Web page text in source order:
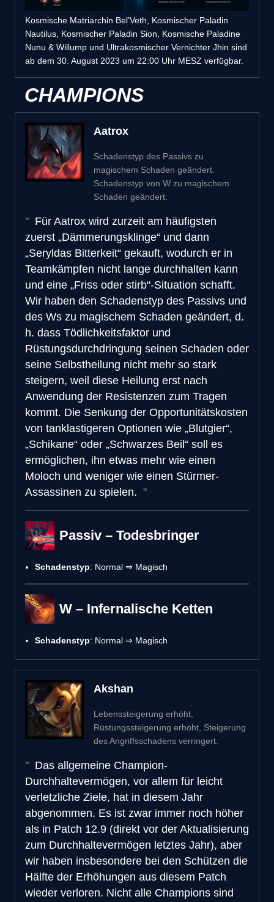
Kosmische Matriarchin Bel’Veth, Kosmischer Paladin
Nautilus, Kosmischer Paladin Sion, Kosmische Paladine
Nunu & Willump und Ultrakosmischer Vernichter Jhin sind
ab dem 30. August 2023 um 22:00 Uhr MESZ verfügbar.
CHAMPIONS
Aatrox
Schadenstyp des Passivs zu
magischem Schaden geändert.
Schadenstyp von W zu magischem
Schaden geändert.
Für Aatrox wird zurzeit am häufigsten
zuerst „Dämmerungsklinge“ und dann
„Seryldas Bitterkeit“ gekauft, wodurch er in
Teamkämpfen nicht lange durchhalten kann
und eine „Friss oder stirb“-Situation schafft.
Wir haben den Schadenstyp des Passivs und
des Ws zu magischem Schaden geändert, d.
h. dass Tödlichkeitsfaktor und
Rüstungsdurchdringung seinen Schaden oder
seine Selbstheilung nicht mehr so stark
steigern, weil diese Heilung erst nach
Anwendung der Resistenzen zum Tragen
kommt. Die Senkung der Opportunitätskosten
von tanklastigeren Optionen wie „Blutgier“,
„Schikane“ oder „Schwarzes Beil“ soll es
ermöglichen, ihn etwas mehr wie einen
Moloch und weniger wie einen Stürmer-
Assassinen zu spielen.
Passiv – Todesbringer
Schadenstyp: Normal ⇒ Magisch
W – Infernalische Ketten
Schadenstyp: Normal ⇒ Magisch
Akshan
Lebenssteigerung erhöht,
Rüstungssteigerung erhöht, Steigerung
des Angriffsschadens verringert.
Das allgemeine Champion-
Durchhaltevermögen, vor allem für leicht
verletzliche Ziele, hat in diesem Jahr
abgenommen. Es ist zwar immer noch höher
als in Patch 12.9 (direkt vor der Aktualisierung
zum Durchhaltevermögen letztes Jahr), aber
wir haben insbesondere bei den Schützen die
Hälfte der Erhöhungen aus diesem Patch
wieder verloren. Nicht alle Champions sind